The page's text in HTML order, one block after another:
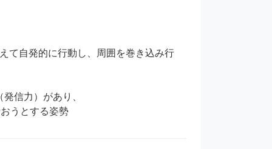
て自発的に行動し、周囲を巻き込み行
信力）があり、